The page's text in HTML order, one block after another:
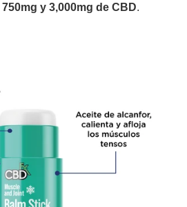
750mg y 3,000mg de CBD.